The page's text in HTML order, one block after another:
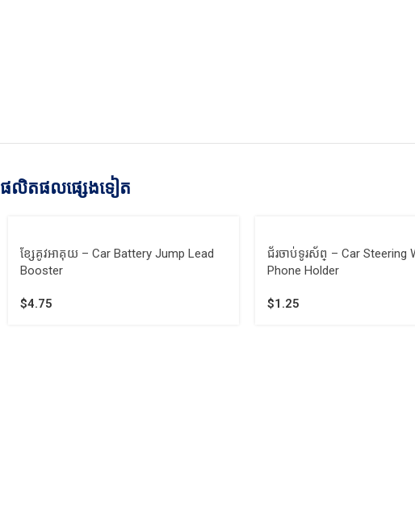
ផលិតផលផ្សេងទៀត
ខ្សែគូវអាគុយ​ – Car Battery Jump Lead
Booster
$4.75
ជ័រចាប់ទូរស័ព្ – Car Steering
Phone Holder
$1.25